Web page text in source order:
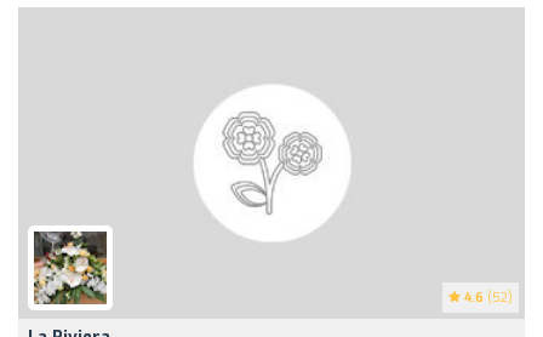
4.6 (52)